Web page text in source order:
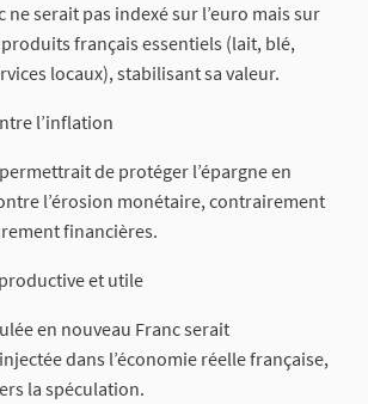
ne serait pas indexé sur l’euro mais sur
français essentiels (lait, blé,
locaux), stabilisant sa valeur.
l’inflation
de protéger l’épargne en
l’érosion monétaire, contrairement
financières.
et utile
en nouveau Franc serait
dans l’économie réelle française,
la spéculation.